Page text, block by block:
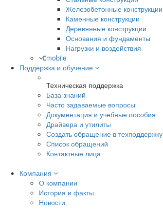
Железобетонные конструкции
Каменные конструкции
Деревянные конструкции
Основания и фундаменты
Нагрузки и воздействия
mobile
Поддержка и обучение
Техническая поддержка
База знаний
Часто задаваемые вопросы
Документация и учебные пособия
Драйвера и утилиты
Создать обращение в техподдержку
Список обращений
Контактные лица
Компания
О компании
История и факты
Новости